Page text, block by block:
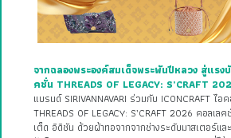
จากฉลองพระองค์สมเด็จพระพันปีหลวง สู่แรง
คชั่น THREADS OF LEGACY: S’CRAFT
แบรนด์ SIRIVANNAVARI ร่วมกับ ICONCRAFT ไอ
THREADS OF LEGACY: S’CRAFT 2026 คอลเล
เต็ด อิดิชัน ด้วยผ้าทอจากจากช่างระดับมาสเตอร์แล